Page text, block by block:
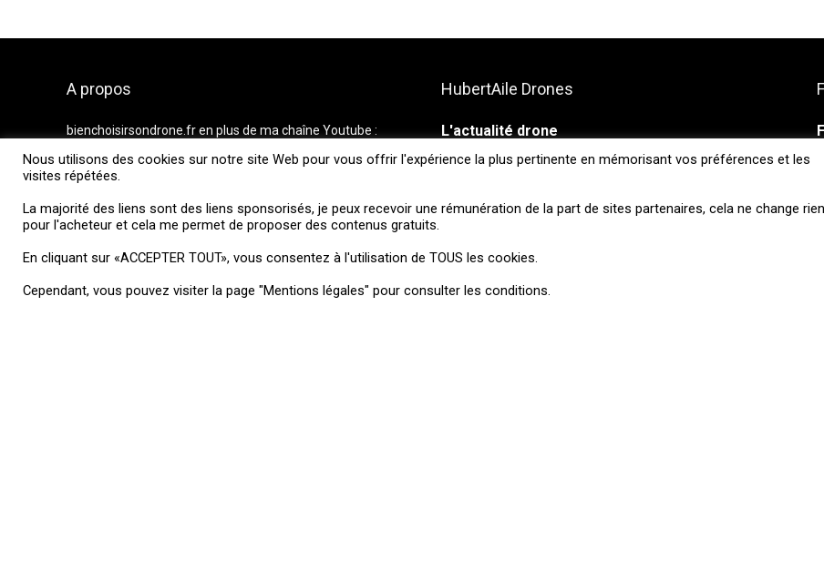
A propos
bienchoisirsondrone.fren plus de ma chaîne Youtube :
votre futur drone.
Le site www.bienchoisirsondrone.fr ne vend aucun produit,
pour l’achat d’un drone. Il répertorie les prix du marché et
vous dirige vers les magasins proposant les meilleurs tarifs.
d’affiliation ou de partenariats. Je fais partie d’un réseau
d’affiliation et je reçois une rémunération de la part de sites
partenaires, cela ne change rien pour l’acheteur et cela me
HubertAile Drones
L'actualité drone
Vous souhaitez suivre l'actualité du monde dud drone, drone
Nous utilisons des cookies sur notre site Web pour vous offrir l'expérience la plus pertinente en mémorisant vos préférences et les
visites répétées.
La majorité des liens sont des liens sponsorisés, je peux recevoir une rémunération de la part de sites partenaires, cela ne change rien
pour l'acheteur et cela me permet de proposer des contenus gratuits.
En cliquant sur «ACCEPTER TOUT», vous consentez à l'utilisation de TOUS les cookies.
Cependant, vous pouvez visiter la page "Mentions légales" pour consulter les conditions.